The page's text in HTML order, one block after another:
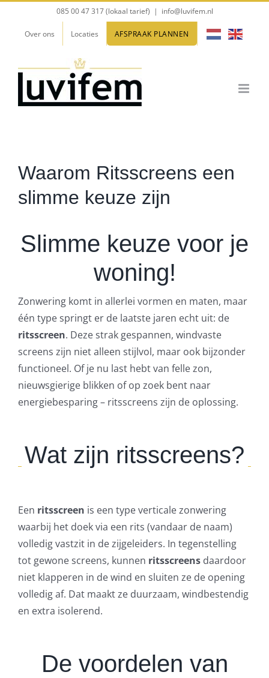
085 00 47 317 (lokaal tarief) | info@luvifem.nl
Over ons Locaties AFSPRAAK PLANNEN
Waarom Ritsscreens een
slimme keuze zijn
Slimme keuze voor je
woning!
Zonwering komt in allerlei vormen en maten, maar
één type springt er de laatste jaren echt uit: de
ritsscreen. Deze strak gespannen, windvaste
screens zijn niet alleen stijlvol, maar ook bijzonder
functioneel. Of je nu last hebt van felle zon,
nieuwsgierige blikken of op zoek bent naar
energiebesparing – ritsscreens zijn de oplossing.
Wat zijn ritsscreens?
Een ritsscreen is een type verticale zonwering
waarbij het doek via een rits (vandaar de naam)
volledig vastzit in de zijgeleiders. In tegenstelling
tot gewone screens, kunnen ritsscreensdaardoor
niet klapperen in de wind en sluiten ze de opening
volledig af. Dat maakt ze duurzaam, windbestendig
en extra isolerend.
De voordelen van